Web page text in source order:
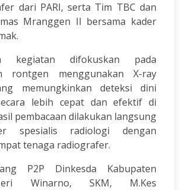
dari PARI, serta Tim TBC dan
Mranggen II bersama kader
kegiatan difokuskan pada
rontgen menggunakan X-ray
memungkinkan deteksi dini
lebih cepat dan efektif di
pembacaan dilakukan langsung
spesialis radiologi dengan
tenaga radiografer.
P2P Dinkesda Kabupaten
Winarno, SKM, M.Kes